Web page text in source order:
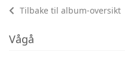
Tilbake til album-oversikt
Vågå